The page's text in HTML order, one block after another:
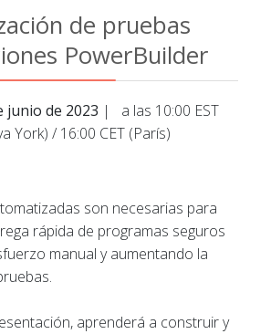
de pruebas
PowerBuilder
junio de 2023 | a las 10:00 EST
York) / 16:00 CET (París)
son necesarias para
rápida de programas seguros
manual y aumentando la
aprenderá a construir y